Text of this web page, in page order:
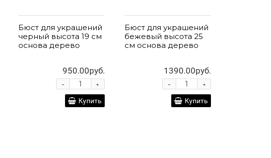
Бюст для украшений
черный высота 19 см
основа дерево
950.00руб.
+
-
Купить
Бюст для украшений
бежевый высота 25
см основа дерево
1390.00руб.
+
-
Купить